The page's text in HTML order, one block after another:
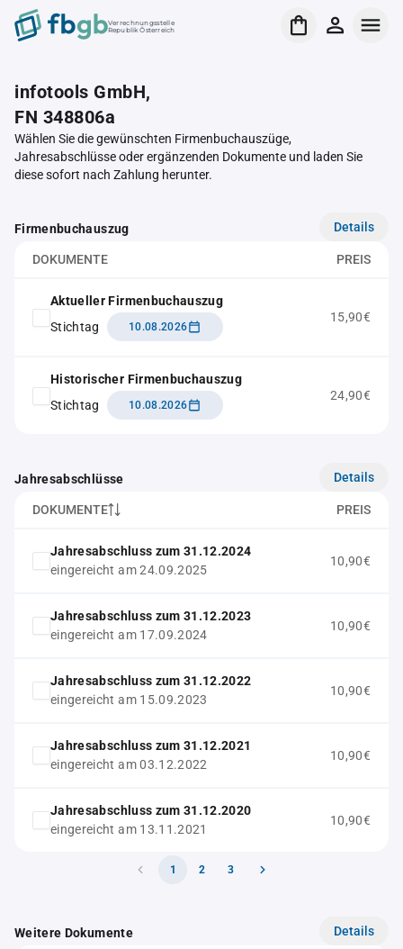
Verrechnungsstelle
Republik Österreich
infotools GmbH,
FN 348806a
Wählen Sie die gewünschten Firmenbuchauszüge,
Jahresabschlüsse oder ergänzenden Dokumente und laden Sie
diese sofort nach Zahlung herunter.
Firmenbuchauszug Details
DOKUMENTE PREIS
Aktueller Firmenbuchauszug
Stichtag
10.08.2026
15,90€
Historischer Firmenbuchauszug
Stichtag
10.08.2026
24,90€
Jahresabschlüsse Details
DOKUMENTE PREIS
Jahresabschluss zum 31.12.2024
eingereicht am 24.09.2025
10,90€
Jahresabschluss zum 31.12.2023
eingereicht am 17.09.2024
10,90€
Jahresabschluss zum 31.12.2022
eingereicht am 15.09.2023
10,90€
Jahresabschluss zum 31.12.2021
eingereicht am 03.12.2022
10,90€
Jahresabschluss zum 31.12.2020
eingereicht am 13.11.2021
10,90€
1 2 3
Weitere Dokumente Details